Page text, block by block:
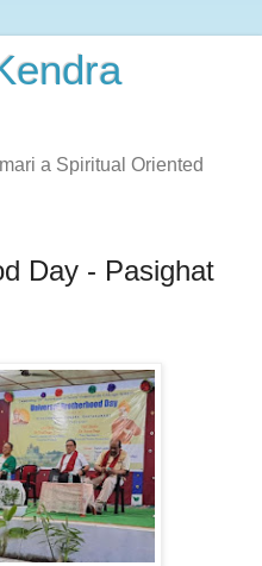
a Spiritual Oriented
Day - Pasighat